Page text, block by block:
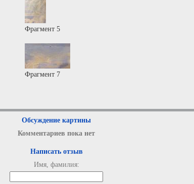
Фрагмент 5
Фрагмент 7
Обсуждение картины
Комментариев пока нет
Написать отзыв
Имя, фамилия: